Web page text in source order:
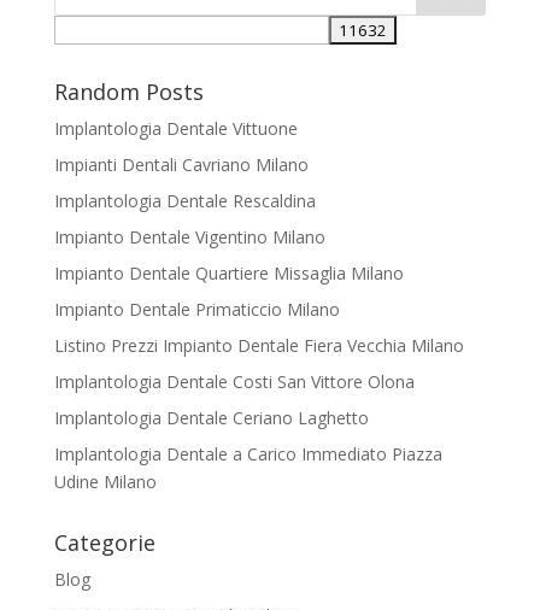
Random Posts
Implantologia Dentale Vittuone
Impianti Dentali Cavriano Milano
Implantologia Dentale Rescaldina
Impianto Dentale Vigentino Milano
Impianto Dentale Quartiere Missaglia Milano
Impianto Dentale Primaticcio Milano
Listino Prezzi Impianto Dentale Fiera Vecchia Milano
Implantologia Dentale Costi San Vittore Olona
Implantologia Dentale Ceriano Laghetto
Implantologia Dentale a Carico Immediato Piazza
Udine Milano
Categorie
Blog